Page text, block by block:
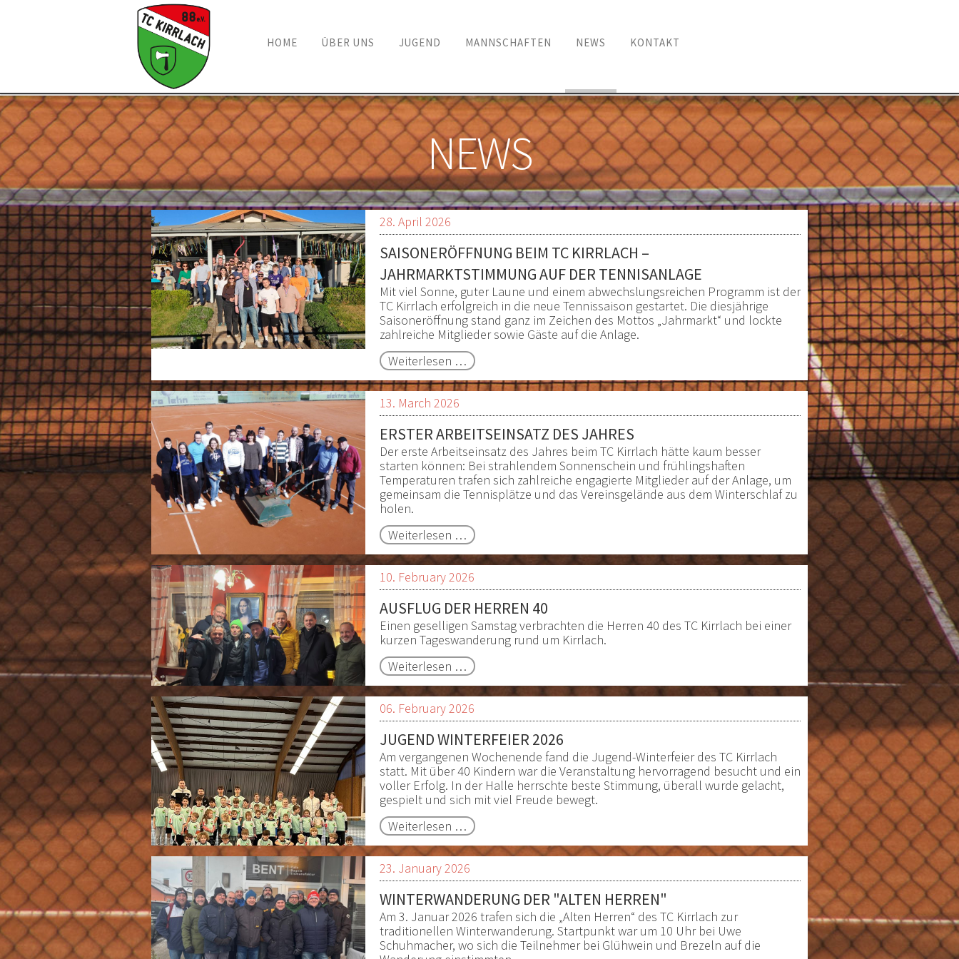
Navigation
HOME ÜBER UNS JUGEND MANNSCHAFTEN NEWS KONTAKT
NEWS
28. April 2026
SAISONERÖFFNUNG BEIM TC KIRRLACH –
JAHRMARKTSTIMMUNG AUF DER TENNISANLAGE
Mit viel Sonne, guter Laune und einem abwechslungsreichen Programm ist der
TC Kirrlach erfolgreich in die neue Tennissaison gestartet. Die diesjährige
Saisoneröffnung stand ganz im Zeichen des Mottos „Jahrmarkt“ und lockte
zahlreiche Mitglieder sowie Gäste auf die Anlage.
Weiterlesen … Saisoneröffnung
beim
TC
Kirrlach
–
Jahrmarktstimmung
auf
der
Tennisanlage
13. March 2026
ERSTER ARBEITSEINSATZ DES JAHRES
Der erste Arbeitseinsatz des Jahres beim TC Kirrlach hätte kaum besser
starten können: Bei strahlendem Sonnenschein und frühlingshaften
Temperaturen trafen sich zahlreiche engagierte Mitglieder auf der Anlage, um
gemeinsam die Tennisplätze und das Vereinsgelände aus dem Winterschlaf zu
holen.
Weiterlesen … Erster
Arbeitseinsatz
des
Jahres
10. February 2026
AUSFLUG DER HERREN 40
Einen geselligen Samstag verbrachten die Herren 40 des TC Kirrlach bei einer
kurzen Tageswanderung rund um Kirrlach.
Weiterlesen … Ausflug
der
Herren
40
06. February 2026
JUGEND WINTERFEIER 2026
Am vergangenen Wochenende fand die Jugend-Winterfeier des TC Kirrlach
statt. Mit über 40 Kindern war die Veranstaltung hervorragend besucht und ein
voller Erfolg. In der Halle herrschte beste Stimmung, überall wurde gelacht,
gespielt und sich mit viel Freude bewegt.
Weiterlesen … Jugend
Winterfeier
2026
23. January 2026
WINTERWANDERUNG DER "ALTEN HERREN"
Am 3. Januar 2026 trafen sich die „Alten Herren“ des TC Kirrlach zur
traditionellen Winterwanderung. Startpunkt war um 10 Uhr bei Uwe
Schuhmacher, wo sich die Teilnehmer bei Glühwein und Brezeln auf die